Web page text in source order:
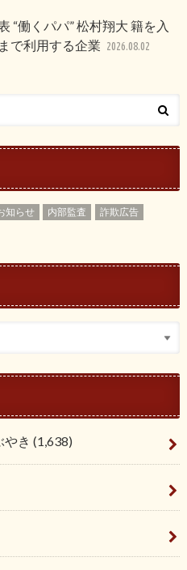
“働くパパ” 松村翔大 籍を入
で利用する企業 2026.08.02
知らせ 内部監査
詐欺広告
き (1,638)